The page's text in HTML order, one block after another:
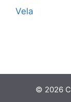
Vela
© 2026